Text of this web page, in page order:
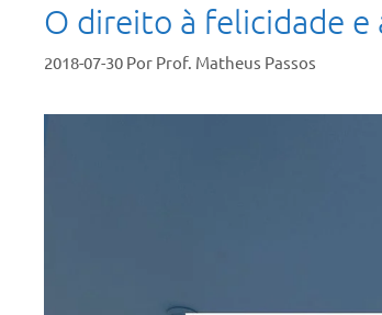
O direito à felicidade e
2018-07-30 Por Prof. Matheus Passos